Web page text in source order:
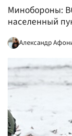
Минобороны:
населенный
Александр